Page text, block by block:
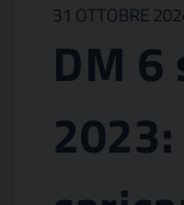
31 OTTOBRE
DM